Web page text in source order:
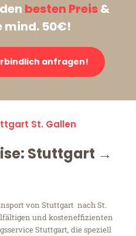
besten Preis&
mind. 50€!
anfragen!
St. Gallen
Stuttgart →
von Stuttgart nach St.
und kosteneffizienten
Stuttgart, die speziell